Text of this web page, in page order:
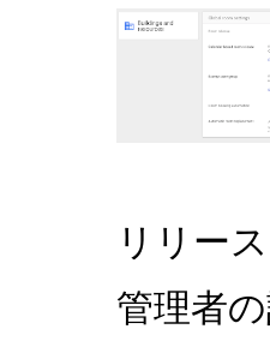
リリー
管理者